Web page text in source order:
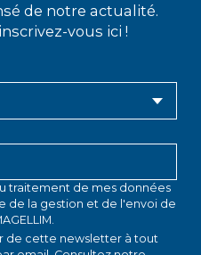
de notre actualité.
vous ici !
traitement de mes données
de la gestion et de l'envoi de
de cette newsletter à tout